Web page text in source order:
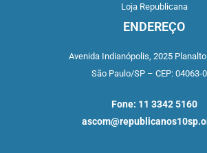
Loja Republicana
ENDEREÇO
Avenida Indianópolis, 2025
São Paulo/SP – CEP: 04063-
Fone: 11 3342 5160